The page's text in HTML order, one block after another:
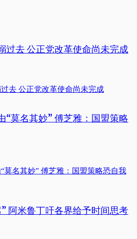
过去 公正党改革使命尚未完成
“莫名其妙” 傅芝雅：国盟策略
阿米鲁丁吁各界给予时间思考